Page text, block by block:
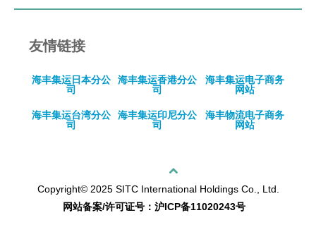
友情链接
海丰集运日本分公
司
海丰集运香港分公
司
海丰集运电子商务
网站
海丰集运台湾分公
司
海丰集运印尼分公
司
海丰物流电子商务
网站
Copyright© 2025 SITC International Holdings Co., Ltd.
网站备案/许可证号：沪ICP备11020243号